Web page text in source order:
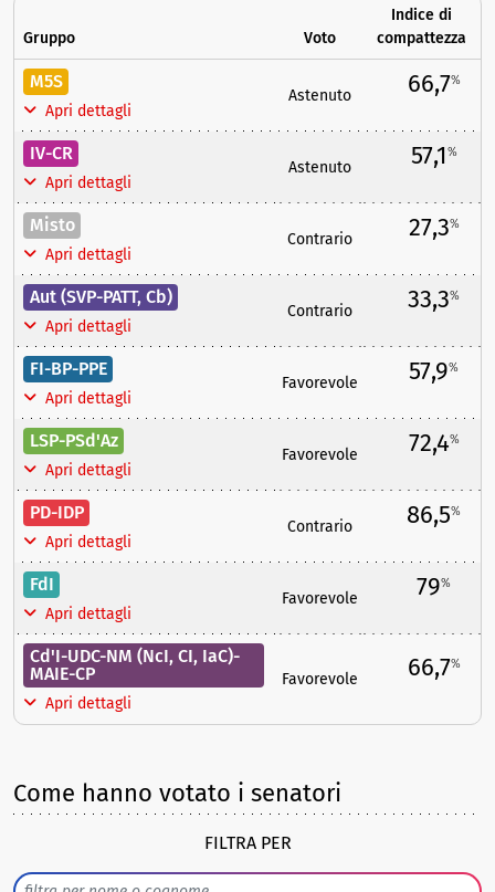
Gruppo Voto
Indice di
compattezza
M5S
Apri dettagli
Astenuto 66,7%
IV-CR
Apri dettagli
Astenuto 57,1%
Misto
Apri dettagli
Contrario 27,3%
Aut (SVP-PATT, Cb)
Apri dettagli
Contrario 33,3%
FI-BP-PPE
Apri dettagli
Favorevole 57,9%
LSP-PSd'Az
Apri dettagli
Favorevole 72,4%
PD-IDP
Apri dettagli
Contrario 86,5%
FdI
Apri dettagli
Favorevole 79%
Cd'I-UDC-NM (NcI, CI, IaC)-
MAIE-CP
Apri dettagli
Favorevole 66,7%
Come hanno votato i senatori
FILTRA PER